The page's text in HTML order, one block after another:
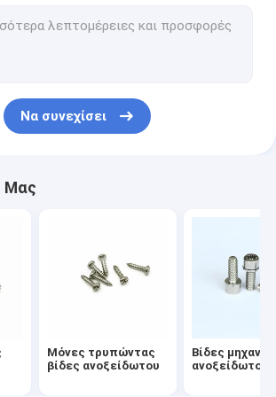
ρύθμισης
βίδες μηχανών
βίδα
κίνησης
Να συνεχίσει
Μας
Μόνες τρυπώντας
βίδες ανοξείδωτου
Βίδες
ανοξείδωτου